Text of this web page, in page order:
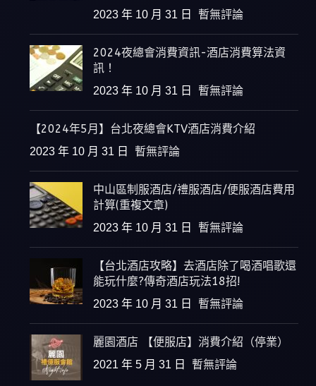
2023 年 10 月 31 日 暫無評論
2024夜總會消費資訊-酒店消費算法資
訊！
2023 年 10 月 31 日 暫無評論
【2024年5月】台北夜總會KTV酒店消費介紹
2023 年 10 月 31 日 暫無評論
中山區制服酒店/禮服酒店/便服酒店費用
計算(重複文章)
2023 年 10 月 31 日 暫無評論
【台北酒店攻略】去酒店除了喝酒唱歌還
能玩什麼?傳奇酒店玩法18招!
2023 年 10 月 31 日 暫無評論
麗園酒店 【便服店】消費介紹（停業）
2021 年 5 月 31 日 暫無評論